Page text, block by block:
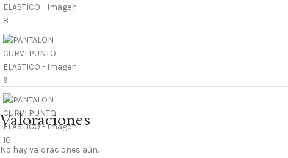
Valoraciones
No hay valoraciones aún.